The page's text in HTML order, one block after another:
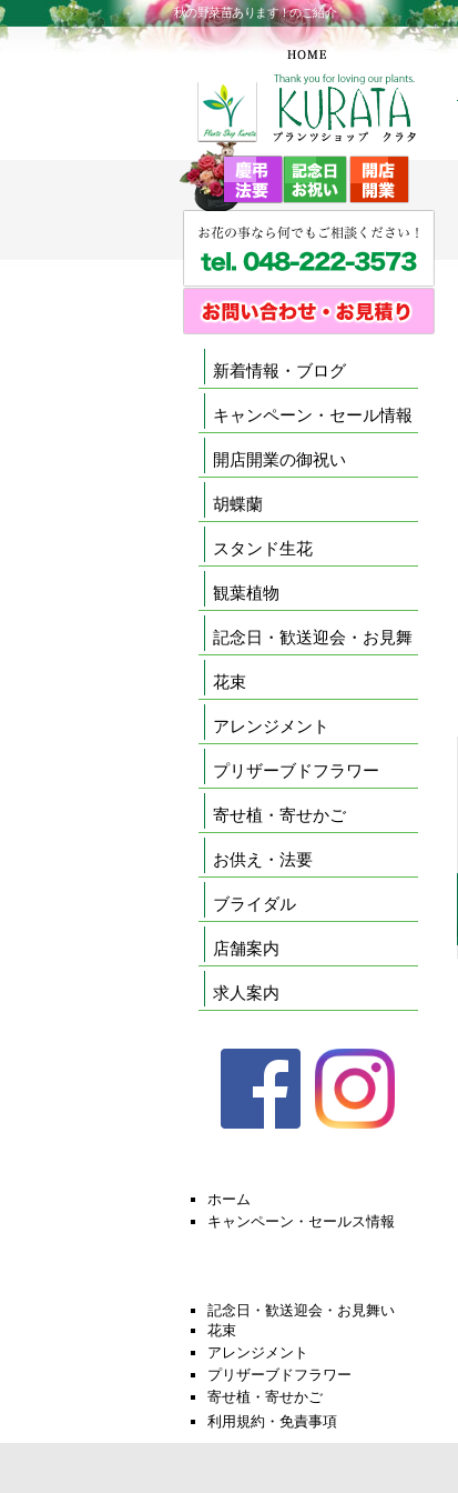
秋の野菜苗あります！のご紹介
新着情報・ブログ
キャンペーン・セール情報
開店開業の御祝い
胡蝶蘭
スタンド生花
観葉植物
記念日・歓送迎会・お見舞
花束
アレンジメント
プリザーブドフラワー
寄せ植・寄せかご
お供え・法要
ブライダル
店舗案内
求人案内
ホーム
キャンペーン・セールス情報
記念日・歓送迎会・お見舞い
花束
アレンジメント
プリザーブドフラワー
寄せ植・寄せかご
利用規約・免責事項